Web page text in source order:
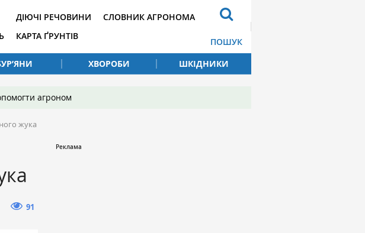
ДІЮЧІ РЕЧОВИНИ
КАРТА ҐРУНТІВ
СЛОВНИК АГРОНОМА
ПОШУК
ХВОРОБИ ШКІДНИКИ
агроном
жука
91